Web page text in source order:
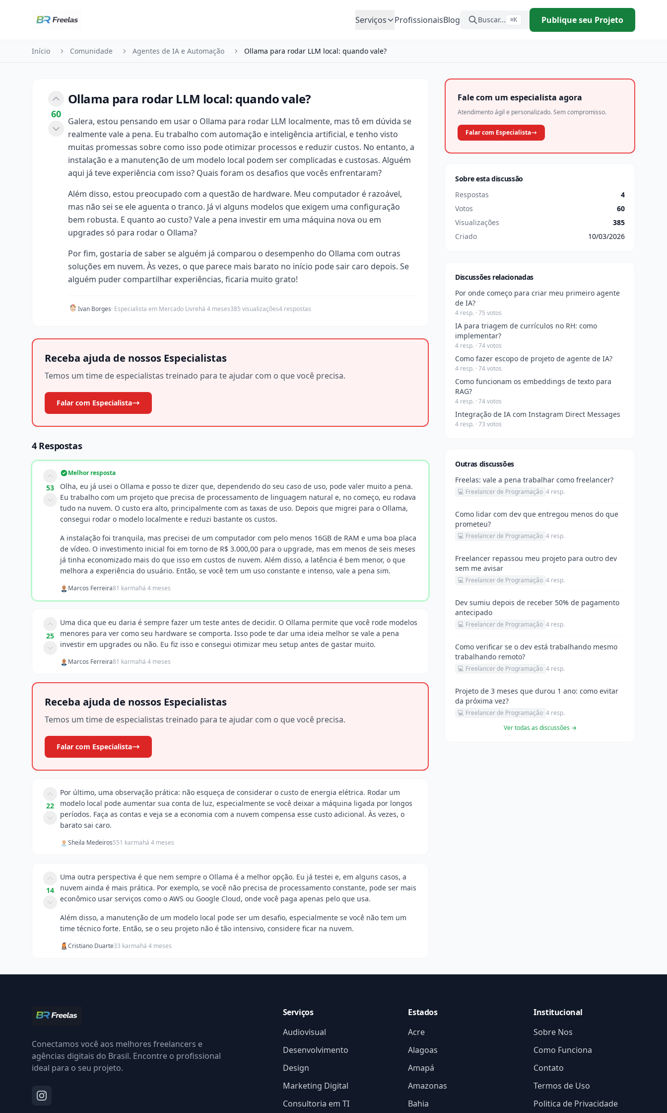
Serviços
ProfissionaisBlog Buscar... ⌘K Publique seu Projeto
Início Comunidade Agentes de IA e Automação Ollama para rodar LLM local: quando vale?
60
Ollama para rodar LLM local: quando vale?
Galera, estou pensando em usar o Ollama para rodar LLM localmente, mas tô em dúvida se
realmente vale a pena. Eu trabalho com automação e inteligência artificial, e tenho visto
muitas promessas sobre como isso pode otimizar processos e reduzir custos. No entanto, a
instalação e a manutenção de um modelo local podem ser complicadas e custosas. Alguém
aqui já teve experiência com isso? Quais foram os desafios que vocês enfrentaram?
Além disso, estou preocupado com a questão de hardware. Meu computador é razoável,
mas não sei se ele aguenta o tranco. Já vi alguns modelos que exigem uma configuração
bem robusta. E quanto ao custo? Vale a pena investir em uma máquina nova ou em
upgrades só para rodar o Ollama?
Por fim, gostaria de saber se alguém já comparou o desempenho do Ollama com outras
soluções em nuvem. Às vezes, o que parece mais barato no início pode sair caro depois. Se
alguém puder compartilhar experiências, ficaria muito grato!
Ivan Borges· Especialista em Mercado Livrehá 4 meses385 visualizações4 respostas
Receba ajuda de nossos Especialistas
Temos um time de especialistas treinado para te ajudar com o que você precisa.
Falar com Especialista
4 Respostas
53
Melhor resposta
Olha, eu já usei o Ollama e posso te dizer que, dependendo do seu caso de uso, pode valer muito a pena.
Eu trabalho com um projeto que precisa de processamento de linguagem natural e, no começo, eu rodava
tudo na nuvem. O custo era alto, principalmente com as taxas de uso. Depois que migrei para o Ollama,
consegui rodar o modelo localmente e reduzi bastante os custos.
A instalação foi tranquila, mas precisei de um computador com pelo menos 16GB de RAM e uma boa placa
de vídeo. O investimento inicial foi em torno de R$ 3.000,00 para o upgrade, mas em menos de seis meses
já tinha economizado mais do que isso em custos de nuvem. Além disso, a latência é bem menor, o que
melhora a experiência do usuário. Então, se você tem um uso constante e intenso, vale a pena sim.
Marcos Ferreira81 karmahá 4 meses
25
Uma dica que eu daria é sempre fazer um teste antes de decidir. O Ollama permite que você rode modelos
menores para ver como seu hardware se comporta. Isso pode te dar uma ideia melhor se vale a pena
investir em upgrades ou não. Eu fiz isso e consegui otimizar meu setup antes de gastar muito.
Marcos Ferreira81 karmahá 4 meses
Receba ajuda de nossos Especialistas
Temos um time de especialistas treinado para te ajudar com o que você precisa.
Falar com Especialista
22
Por último, uma observação prática: não esqueça de considerar o custo de energia elétrica. Rodar um
modelo local pode aumentar sua conta de luz, especialmente se você deixar a máquina ligada por longos
períodos. Faça as contas e veja se a economia com a nuvem compensa esse custo adicional. Às vezes, o
barato sai caro.
Sheila Medeiros551 karmahá 4 meses
14
Uma outra perspectiva é que nem sempre o Ollama é a melhor opção. Eu já testei e, em alguns casos, a
nuvem ainda é mais prática. Por exemplo, se você não precisa de processamento constante, pode ser mais
econômico usar serviços como o AWS ou Google Cloud, onde você paga apenas pelo que usa.
Além disso, a manutenção de um modelo local pode ser um desafio, especialmente se você não tem um
time técnico forte. Então, se o seu projeto não é tão intensivo, considere ficar na nuvem.
Cristiano Duarte33 karmahá 4 meses
Fale com um especialista agora
Atendimento ágil e personalizado. Sem compromisso.
Falar com Especialista
Sobre esta discussão
Respostas
4
Votos
60
Visualizações
385
Criado
10/03/2026
Discussões relacionadas
Por onde começo para criar meu primeiro agente
de IA?
4 resp. · 75 votos
IA para triagem de currículos no RH: como
implementar?
4 resp. · 74 votos
Como fazer escopo de projeto de agente de IA?
4 resp. · 74 votos
Como funcionam os embeddings de texto para
RAG?
4 resp. · 74 votos
Integração de IA com Instagram Direct Messages
4 resp. · 73 votos
Outras discussões
Freelas: vale a pena trabalhar como freelancer?
💻 Freelancer de Programação 4 resp.
Como lidar com dev que entregou menos do que
prometeu?
💻 Freelancer de Programação 4 resp.
Freelancer repassou meu projeto para outro dev
sem me avisar
💻 Freelancer de Programação 4 resp.
Dev sumiu depois de receber 50% de pagamento
antecipado
💻 Freelancer de Programação 4 resp.
Como verificar se o dev está trabalhando mesmo
trabalhando remoto?
💻 Freelancer de Programação 4 resp.
Projeto de 3 meses que durou 1 ano: como evitar
da próxima vez?
💻 Freelancer de Programação 4 resp.
Ver todas as discussões →
Conectamos você aos melhores freelancers e
agências digitais do Brasil. Encontre o profissional
ideal para o seu projeto.
Serviços
Audiovisual
Desenvolvimento
Design
Marketing Digital
Consultoria em TI
Estados
Acre
Alagoas
Amapá
Amazonas
Bahia
Institucional
Sobre Nos
Como Funciona
Contato
Termos de Uso
Politica de Privacidade